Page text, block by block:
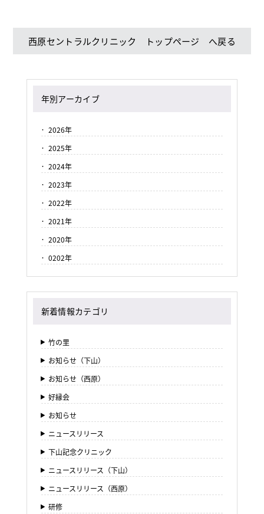
西原セントラルクリニック トップページ へ戻る
年別アーカイブ
2026年
2025年
2024年
2023年
2022年
2021年
2020年
0202年
新着情報カテゴリ
竹の里
お知らせ（下山）
お知らせ（西原）
好縁会
お知らせ
ニュースリリース
下山記念クリニック
ニュースリリース（下山）
ニュースリリース（西原）
研修